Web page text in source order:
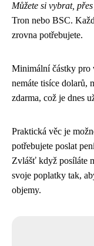
Můžete si vybrat,
Tron nebo BSC.
zrovna potřebujete.
Minimální částky pro
nemáte tisíce dolarů,
zdarma, což je dnes
Praktická věc je
potřebujete poslat
Zvlášť když posíláte
svoje poplatky tak,
objemy.